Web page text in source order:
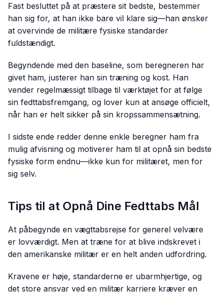
Fast besluttet på at præstere sit bedste, bestemmer
han sig for, at han ikke bare vil klare sig—han ønsker
at overvinde de militære fysiske standarder
fuldstændigt.
Begyndende med den baseline, som beregneren har
givet ham, justerer han sin træning og kost. Han
vender regelmæssigt tilbage til værktøjet for at følge
sin fedttabsfremgang, og lover kun at ansøge officielt,
når han er helt sikker på sin kropssammensætning.
I sidste ende redder denne enkle beregner ham fra
mulig afvisning og motiverer ham til at opnå sin bedste
fysiske form endnu—ikke kun for militæret, men for
sig selv.
Tips til at Opnå Dine Fedttabs Mål
At påbegynde en vægttabsrejse for generel velvære
er lovværdigt. Men at træne for at blive indskrevet i
den amerikanske militær er en helt anden udfordring.
Kravene er høje, standarderne er ubarmhjertige, og
det store ansvar ved en militær karriere kræver en